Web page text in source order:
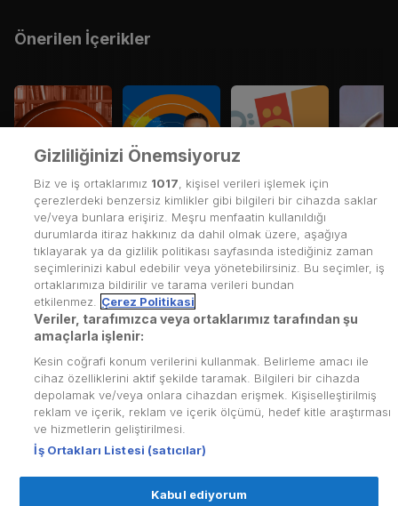
Önerilen İçerikler
Kullanım Koşulları
Üyelik Sözleşmesi
Kvkk Politikası
Çerez Politikası
© Copyright
Gizliliğinizi Önemsiyoruz
Biz ve iş ortaklarımız 1017 , kişisel verileri işlemek için
çerezlerdeki benzersiz kimlikler gibi bilgileri bir cihazda saklar
ve/veya bunlara erişiriz. Meşru menfaatin kullanıldığı
durumlarda itiraz hakkınız da dahil olmak üzere, aşağıya
tıklayarak ya da gizlilik politikası sayfasında istediğiniz zaman
seçimlerinizi kabul edebilir veya yönetebilirsiniz. Bu seçimler, iş
ortaklarımıza bildirilir ve tarama verileri bundan
etkilenmez.
Çerez Politikasi
Veriler, tarafımızca veya ortaklarımız tarafından şu
amaçlarla işlenir:
Kesin coğrafi konum verilerini kullanmak. Belirleme amacı ile
cihaz özelliklerini aktif şekilde taramak. Bilgileri bir cihazda
depolamak ve/veya onlara cihazdan erişmek. Kişiselleştirilmiş
reklam ve içerik, reklam ve içerik ölçümü, hedef kitle araştırması
ve hizmetlerin geliştirilmesi.
İş Ortakları Listesi (satıcılar)
Kabul ediyorum